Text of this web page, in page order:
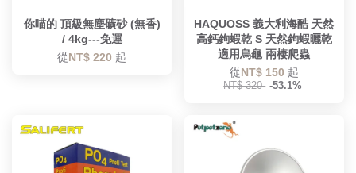
你喵的 頂級無塵礦砂 (無香)
/ 4kg---免運
從NT$ 220 起
HAQUOSS 義大利海酷 天然
高鈣鉤蝦乾 S 天然鉤蝦曬乾
適用烏龜 兩棲爬蟲
從NT$ 150 起
NT$ 320 -53.1%